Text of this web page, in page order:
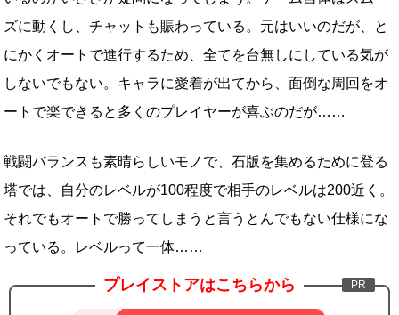
ズに動くし、チャットも賑わっている。元はいいのだが、と
にかくオートで進行するため、全てを台無しにしている気が
しないでもない。キャラに愛着が出てから、面倒な周回をオ
ートで楽できると多くのプレイヤーが喜ぶのだが……
戦闘バランスも素晴らしいモノで、石版を集めるために登る
塔では、自分のレベルが100程度で相手のレベルは200近く。
それでもオートで勝ってしまうと言うとんでもない仕様にな
っている。レベルって一体……
プレイストアはこちらから